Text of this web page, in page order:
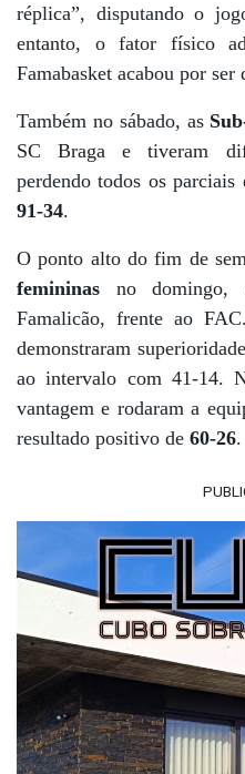
réplica”, disputando o
entanto, o fator físico
Famabasket acabou por ser
Também no sábado, as
SC Braga e tiveram
perdendo todos os
91-34.
O ponto alto do fim de
femininas no domingo,
Famalicão, frente ao
demonstraram
ao intervalo com 41-14.
vantagem e rodaram a
resultado positivo de 60-26.